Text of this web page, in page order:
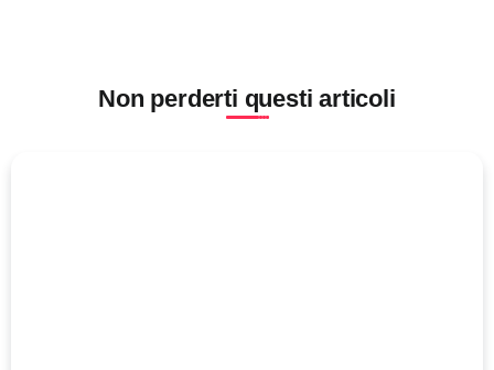
Non perderti questi articoli